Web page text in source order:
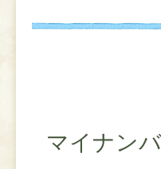
マイナン